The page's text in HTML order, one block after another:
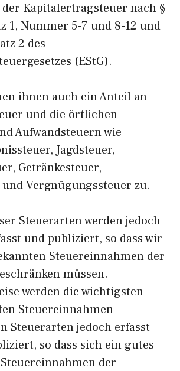
Kapitalertragsteuer nach §
1, Nummer 5-7 und 8-12 und
2 des
(EStG).
ihnen auch ein Anteil an
und die örtlichen
Aufwandsteuern wie
Jagdsteuer,
Getränkesteuer,
Vergnügungssteuer zu.
Steuerarten werden jedoch
und publiziert, so dass wir
Steuereinnahmen der
müssen.
werden die wichtigsten
Steuereinnahmen
Steuerarten jedoch erfasst
so dass sich ein gutes
der